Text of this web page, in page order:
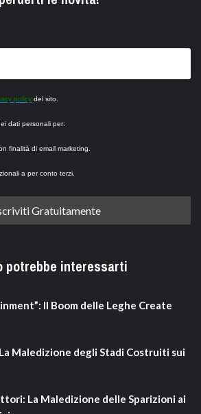
policy del sito.
dati personali per:
finalità di email marketing.
a per conto terzi.
potrebbe interessarti
Il Boom delle Leghe Create
Maledizione degli Stadi Costruiti sui
La Maledizione delle Sparizioni ai